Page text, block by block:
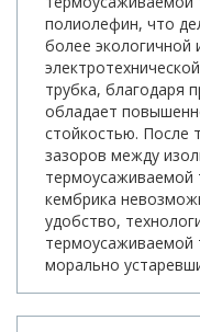
полиолефин, что
более экологичной
трубка, благодаря
обладает
стойкостью. После
зазоров между
термоусаживаемой
кембрика
удобство,
термоусаживаемой
морально